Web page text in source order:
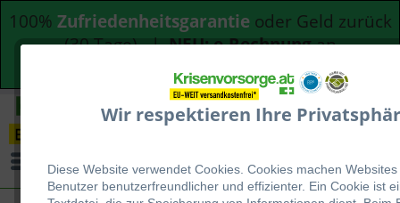
100% Zufriedenheitsgarantie oder Geld zurück
(30 Tage) |NEU: e-Rechnungan
Bundesdienststellen
Menü
Wir respektieren Ihre
Diese Website verwendet Cookies. Cookies machen
Benutzer benutzerfreundlicher und effizienter. Ein Cookie ist